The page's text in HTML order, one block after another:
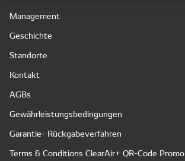
Management
Geschichte
Standorte
Kontakt
AGBs
Gewährleistungsbedingungen
Garantie- Rückgabeverfahren
Terms & Conditions ClearAir+ QR-Code Promo